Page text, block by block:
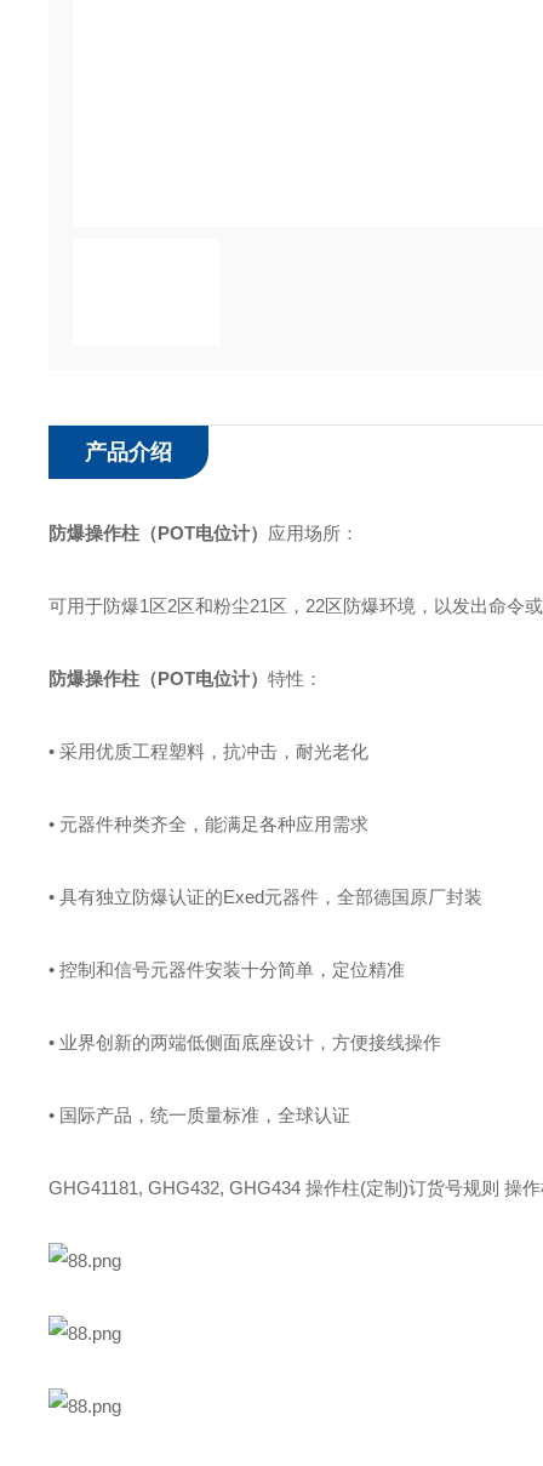
产品介绍
防爆操作柱（POT电位计） 应用场所：
可用于防爆1区2区和粉尘21区，22区防爆环境，以发出命令
防爆操作柱（POT电位计） 特性：
• 采用优质工程塑料，抗冲击，耐光老化
• 元器件种类齐全，能满足各种应用需求
• 具有独立防爆认证的Exed元器件，全部德国原厂封装
• 控制和信号元器件安装十分简单，定位精准
• 业界创新的两端低侧面底座设计，方便接线操作
• 国际产品，统一质量标准，全球认证
GHG41181, GHG432, GHG434 操作柱(定制)订货号规则 操